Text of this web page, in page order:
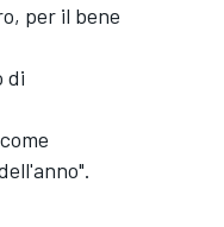
per il bene
di